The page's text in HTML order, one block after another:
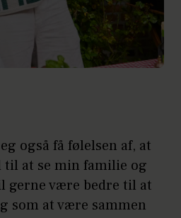
også få følelsen af, at
til at se min familie og
gerne være bedre til at
som at være sammen